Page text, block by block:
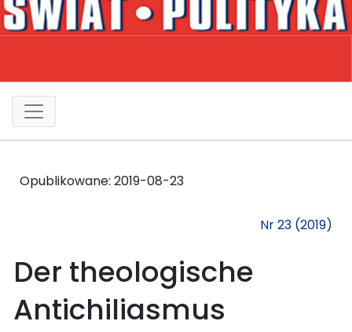
Opublikowane: 2019-08-23
Nr 23 (2019)
Der theologische
Antichiliasmus